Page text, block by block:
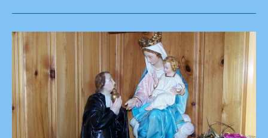
À
2023